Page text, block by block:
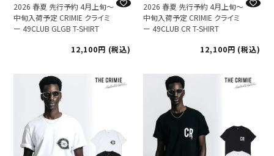
2026 春夏 先行予約 4月上旬～
中旬入荷予定 CRIMIE クライミ
ー 49CLUB GLGB T-SHIRT
12,100
税込
2026 春夏 先行予約 4月上旬～
中旬入荷予定 CRIMIE クライミ
ー 49CLUB CR T-SHIRT
12,100
税込